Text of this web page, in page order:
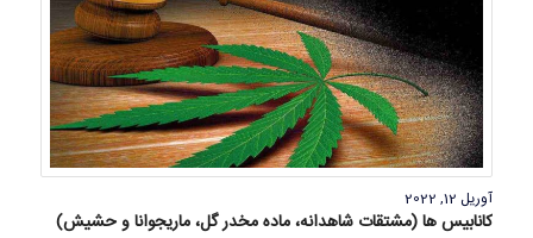
آوریل 12, 2022
کانابیس ها (مشتقات شاهدانه، ماده مخدر گل، ماریجوانا و حشیش)